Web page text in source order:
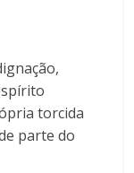
torcida
parte do